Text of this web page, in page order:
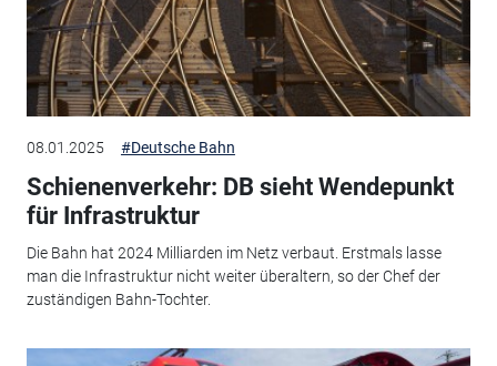
08.01.2025 #Deutsche Bahn
Schienenverkehr: DB sieht Wendepunkt
für Infrastruktur
Die Bahn hat 2024 Milliarden im Netz verbaut. Erstmals lasse
man die Infrastruktur nicht weiter überaltern, so der Chef der
zuständigen Bahn-Tochter.